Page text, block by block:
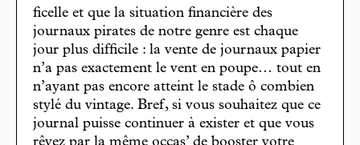
ficelle et que la situation financière des
journaux pirates de notre genre est chaque
jour plus difficile : la vente de journaux papier
n’a pas exactement le vent en poupe… tout en
n’ayant pas encore atteint le stade ô combien
stylé du vintage. Bref, si vous souhaitez que ce
journal puisse continuer à exister et que vous